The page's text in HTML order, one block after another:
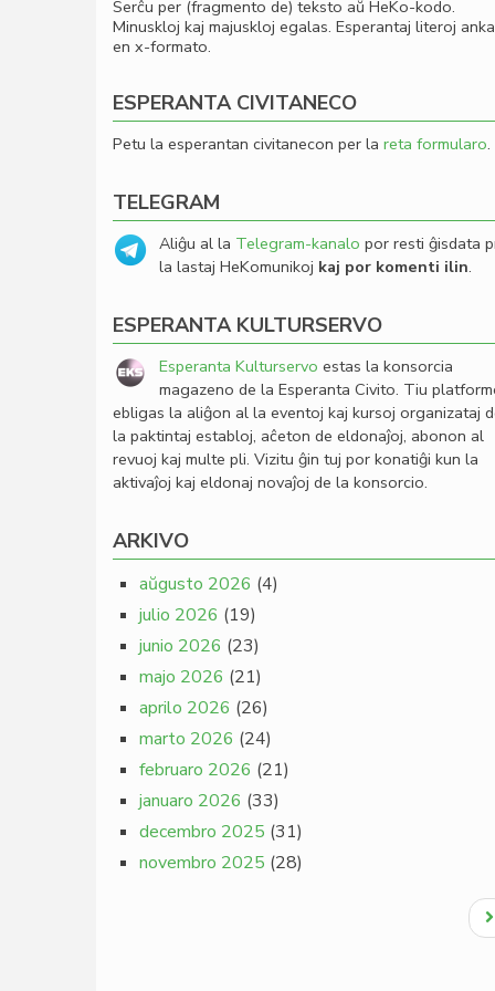
Serĉu per (fragmento de) teksto aŭ HeKo-kodo.
Minuskloj kaj majuskloj egalas. Esperantaj literoj
en x-formato.
ESPERANTA CIVITANECO
Petu la esperantan civitanecon per la reta formularo.
TELEGRAM
Aliĝu al la Telegram-kanalo por resti ĝisdata
la lastaj HeKomunikoj kaj por komenti ilin.
ESPERANTA KULTURSERVO
Esperanta Kulturservo estas la konsorcia
magazeno de la Esperanta Civito. Tiu
ebligas la aliĝon al la eventoj kaj kursoj organizataj
la paktintaj establoj, aĉeton de eldonaĵoj, abonon al
revuoj kaj multe pli. Vizitu ĝin tuj por konatiĝi kun la
aktivaĵoj kaj eldonaj novaĵoj de la konsorcio.
ARKIVO
aŭgusto 2026 (4)
julio 2026 (19)
junio 2026 (23)
majo 2026 (21)
aprilo 2026 (26)
marto 2026 (24)
februaro 2026 (21)
januaro 2026 (33)
decembro 2025 (31)
novembro 2025 (28)